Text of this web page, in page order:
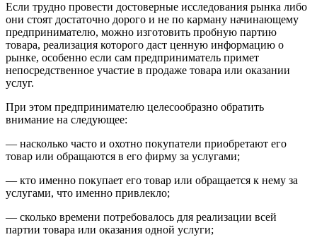
Если трудно провести достоверные исследования рынка либо
они стоят достаточно дорого и не по карману начинающему
предпринимателю, можно изготовить пробную партию
товара, реализация которого даст ценную информацию о
рынке, особенно если сам предприниматель примет
непосредственное участие в продаже товара или оказании
услуг.
При этом предпринимателю целесообразно обратить
внимание на следующее:
— насколько часто и охотно покупатели приобретают его
товар или обращаются в его фирму за услугами;
— кто именно покупает его товар или обращается к нему за
услугами, что именно привлекло;
— сколько времени потребовалось для реализации всей
партии товара или оказания одной услуги;